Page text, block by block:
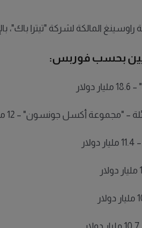
المالكة لشركة "تيترا باك"،
بحسب فوربس:
أكسل جونسون" – 12 مليار دولار